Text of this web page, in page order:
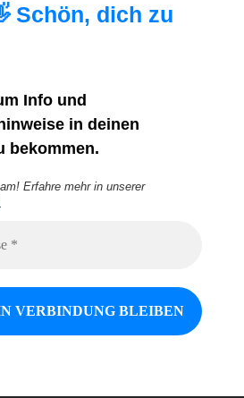
Schön, dich zu
Info und
in deinen
bekommen.
Erfahre mehr in unserer